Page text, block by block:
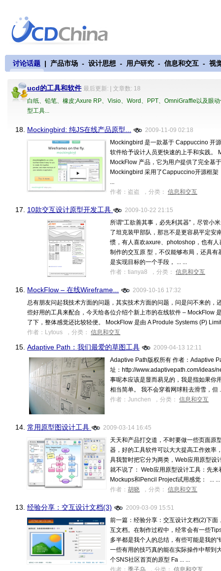
讨论话题 | 产品市场 - 设计思想 - 用户研究 - 信息和交互 - 视
ucd的工具和软件 最后更新: | 文章数: 18
白纸、铅笔、橡皮;Axure RP、Visio、Word、PPT、OmniGraffle以及眼
型工具...
18. Mockingbird: 纯JS在线产品原型...
2009-11-09 02:18
Mockingbird 是一款基于 Cappuccino 开
软件给予设计人员更快速的上手和实践。
MockFlow 产品，它为用户提供了完全基
Mockingbird 采用了Cappuccino开源框
...
作者：盗盗 ，分类： 信息和交互
17. 10款交互设计原型开发工具
2009-10-22 21:15
所谓“工欲善其事，必先利其器”，尽管小
了坦克装甲部队，那岂不是更容易平定安
惯，有人喜欢axure、photoshop，也有
制作的交互原 型，不仅能够布局，还具
是实现目标的一个手段， ... ...
作者：tianya8 ，分类： 信息和交互
16. MockFlow – 在线Wireframe...
2009-10-16 17:32
总有朋友问起我技术方面的问题，其实技术方面的问题，问是问不来的，
些好用的工具来配合，今天给各位介绍个新上市的在线软件 – MockFlow
了下，整体感觉还比较轻便。 MockFlow 是由 A Produle Systems (P)
作者：Lytous ，分类： 信息和交互
15. Adaptive Path：我们最爱的草图工具
2009-04-13 12:11
Adaptive Path版权所有 作者：Adaptive
址：http://www.adaptivepath.com/ideas/
事呢本应该是显而易见的，我是指如果你
相当简单。 我不会穿着网球鞋去滑雪，但
作者：Junchen ，分类： 信息和交互
14. 常用原型图设计工具
2009-03-14 16:45
天天和产品打交道，不时要做一些页面原
器，好的工具软件可以大大提高工作效率
具我暂时把它分为两类，Web应用原型设
就不说了： Web应用原型设计工具：先
Mockups和Pencil Project试用感觉： ... ...
作者： 胡晓 ，分类： 信息和交互
13. 经验分享：交互设计文档(3)
2009-03-09 15:51
前一篇：经验分享：交互设计文档(2)下
互文档。在制作过程中，经常会有一些
多半都是我个人的总结，有些可能是我的
一些有用的技巧真的能在实际操作中帮到
个SNS社区首页的原型 Fa ... ...
作者： 季子乌 ，分类： 信息和交互